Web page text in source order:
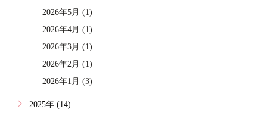
2026年5月 (1)
2026年4月 (1)
2026年3月 (1)
2026年2月 (1)
2026年1月 (3)
2025年 (14)